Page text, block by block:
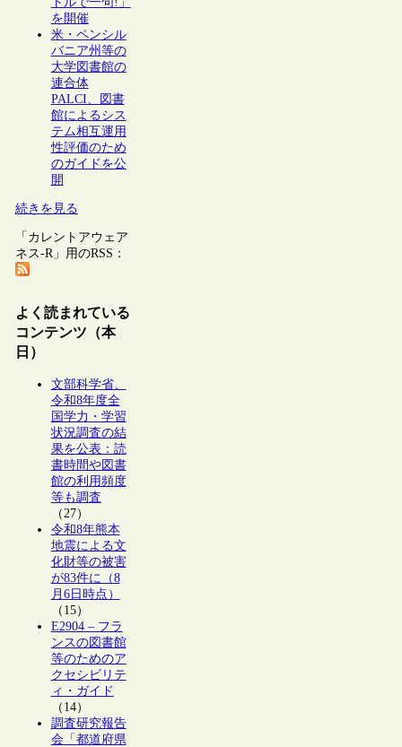
を開催
米・ペンシル
バニア州等の
大学図書館の
連合体
PALCI、図書
館によるシス
テム相互運用
性評価のため
のガイドを公
開
続きを見る
「カレントアウェア
ネス-R」用のRSS：
よく読まれている
コンテンツ（本
日）
文部科学省、
令和8年度全
国学力・学習
状況調査の結
果を公表：読
書時間や図書
館の利用頻度
等も調査
（27）
令和8年熊本
地震による文
化財等の被害
が83件に（8
月6日時点）
（15）
E2904 – フラ
ンスの図書館
等のためのア
クセシビリテ
ィ・ガイド
（14）
調査研究報告
会「都道府県